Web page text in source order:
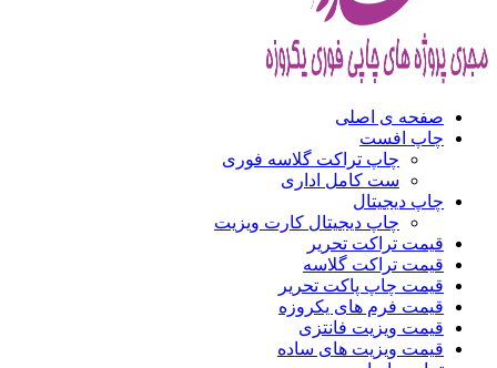
صفحه ی اصلی
چاپ افست
چاپ تراکت گلاسه فوری
ست کامل اداری
چاپ دیجیتال
چاپ دیجیتال کارت ویزیت
قیمت تراکت تحریر
قیمت تراکت گلاسه
قیمت چاپ پاکت تحریر
قیمت فرم های یکروزه
قیمت ویزیت فانتزی
قیمت ویزیت های ساده